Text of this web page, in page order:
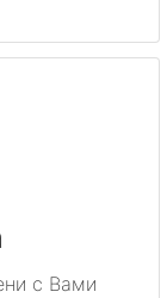
с Вами